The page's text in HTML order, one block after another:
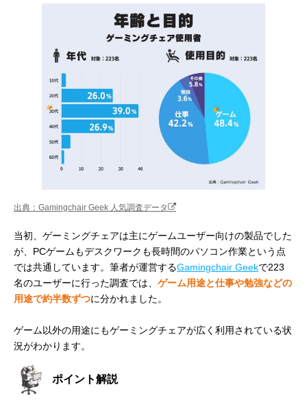
出典：Gamingchair Geek 人気調査データ
当初、ゲーミングチェアは主にゲームユーザー向けの製品でした
が、PCゲームもデスクワークも長時間のパソコン作業という点
では共通しています。筆者が運営するGamingchair Geekで223
名のユーザーに行った調査では、 ゲーム用途と仕事や勉強などの
用途で約半数ずつに分かれました。
ゲーム以外の用途にもゲーミングチェアが広く利用されている状
況がわかります。
ポイント解説